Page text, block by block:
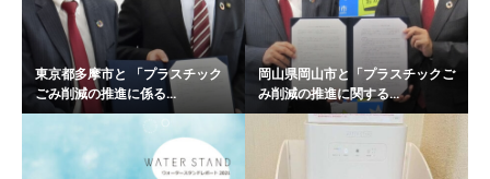
東京都多摩市と 「プラスチック
ごみ削減の推進に係る...
岡山県岡山市と「プラスチックご
み削減の推進に関する...